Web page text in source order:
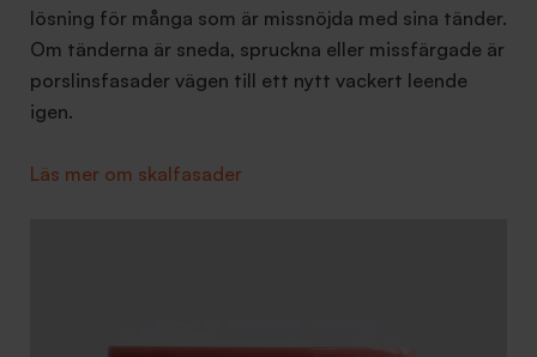
lösning för många som är missnöjda med sina tänder.
Om tänderna är sneda, spruckna eller missfärgade är
porslinsfasader vägen till ett nytt vackert leende
igen.
Läs mer om skalfasader